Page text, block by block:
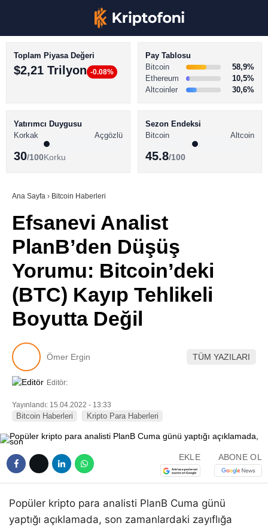
TikTok
Telegram
BİTCOİN HABERLERİ
ALTCOİN HABERLERİ
SÖZLÜK
Toplam Piyasa Değeri
$2,21 Trilyon -0.08%
Pay Tablosu
Bitcoin
58,9%
Ethereum
10,5%
Altcoinler
30,6%
Yatırımcı Duygusu
Korkak
Açgözlü
30/100Korku
Sezon Endeksi
Bitcoin
Altcoin
45.8/100
Ana Sayfa › Bitcoin Haberleri
Efsanevi Analist
PlanB’den Düşüş
Yorumu: Bitcoin’deki
(BTC) Kayıp Tehlikeli
Boyutta Değil
Ömer Ergin TÜM YAZILARI
Editör:
Yayınlandı: 15.04.2022 - 13:33
Bitcoin Haberleri Kripto Para Haberleri
EKLE ABONE OL
Popüler kripto para analisti PlanB Cuma günü
yaptığı açıklamada, son zamanlardaki zayıflığa